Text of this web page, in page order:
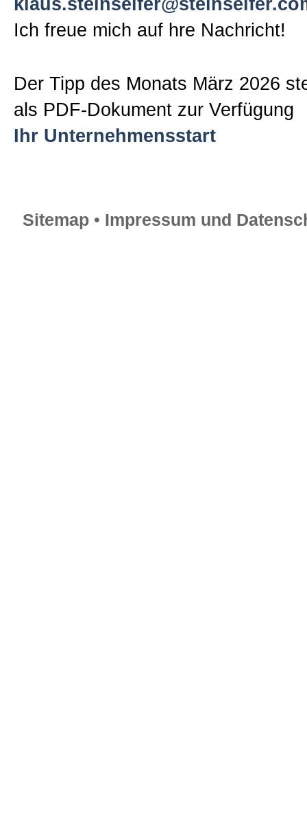
Ich freue mich auf hre Nachricht!
Der Tipp des Monats März 2026
als PDF-Dokument zur Verfügung
Ihr Unternehmensstart
Sitemap • Impressum und